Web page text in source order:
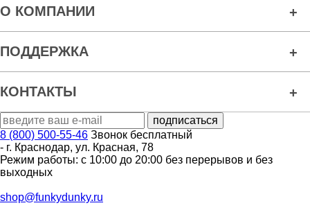
О КОМПАНИИ
ПОДДЕРЖКА
КОНТАКТЫ
8 (800) 500-55-46 Звонок бесплатный
- г. Краснодар, ул. Красная, 78
Режим работы: с 10:00 до 20:00 без перерывов и без
выходных
shop@funkydunky.ru